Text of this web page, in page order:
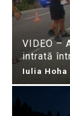
VIDEO –
intrată
Iulia Hoha